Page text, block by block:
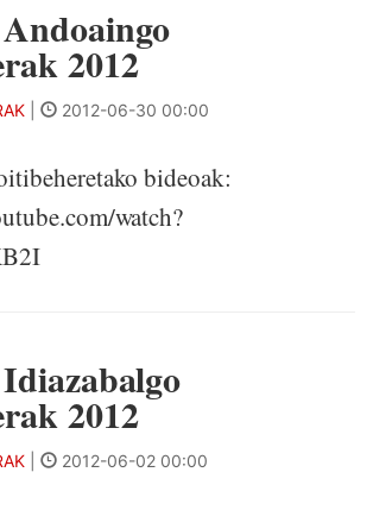
2012
2012-06-30 00:00
bideoak:
watch?
2012
2012-06-02 00:00